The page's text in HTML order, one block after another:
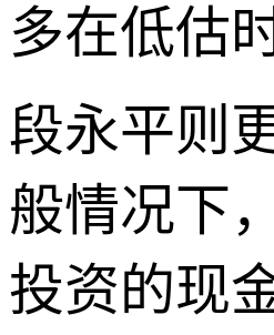
多在低估
段永平则
般情况下
投资的现